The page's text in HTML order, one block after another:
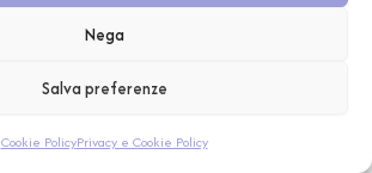
Nega
Salva preferenze
Cookie PolicyPrivacy e Cookie Policy